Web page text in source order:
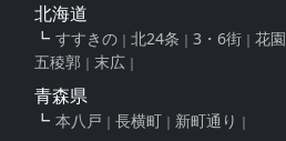
北海道
すすきの 北24条 3・6街 花園
五稜郭
末広
青森県
本八戸 長横町 新町通り